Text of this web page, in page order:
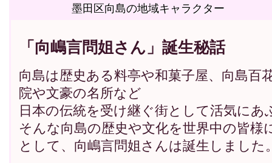
墨田区向島の地域キャラクター
「向嶋言問姐さん」誕生秘話
向島は歴史ある料亭や和菓子屋、向島百
院や文豪の名所など
日本の伝統を受け継ぐ街として活気にあ
そんな向島の歴史や文化を世界中の皆様
として、向嶋言問姐さんは誕生しました